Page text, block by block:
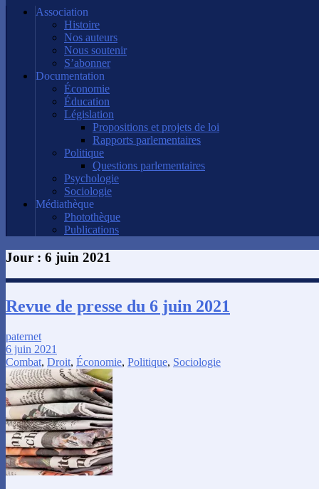
Association
Histoire
Nos auteurs
Nous soutenir
S’abonner
Documentation
Économie
Éducation
Législation
Propositions et projets de loi
Rapports parlementaires
Politique
Questions parlementaires
Psychologie
Sociologie
Médiathèque
Photothèque
Publications
Jour : 6 juin 2021
Revue de presse du 6 juin 2021
paternet
6 juin 2021
Combat, Droit, Économie, Politique, Sociologie